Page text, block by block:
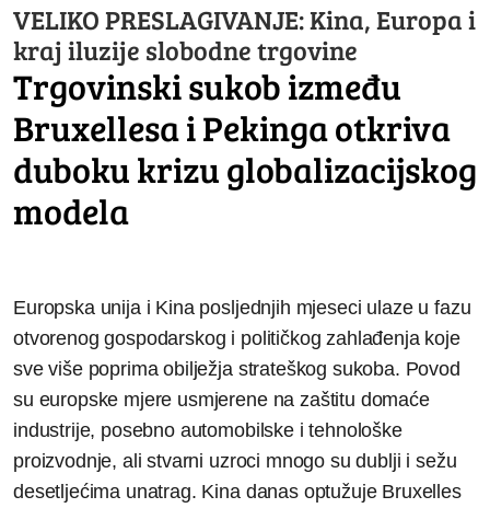
VELIKO PRESLAGIVANJE: Kina, Europa i
kraj iluzije slobodne trgovine
Trgovinski sukob između
Bruxellesa i Pekinga otkriva
duboku krizu globalizacijskog
modela
Europska unija i Kina posljednjih mjeseci ulaze u fazu
otvorenog gospodarskog i političkog zahlađenja koje
sve više poprima obilježja strateškog sukoba. Povod
su europske mjere usmjerene na zaštitu domaće
industrije, posebno automobilske i tehnološke
proizvodnje, ali stvarni uzroci mnogo su dublji i sežu
desetljećima unatrag. Kina danas optužuje Bruxelles